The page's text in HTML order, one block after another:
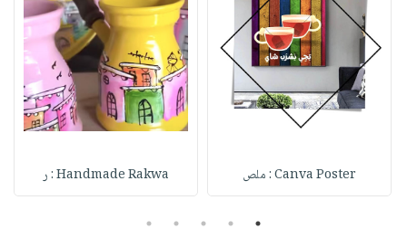
Canva Poster : ملص Handmade Rakwa : ر
1
2
3
4
5